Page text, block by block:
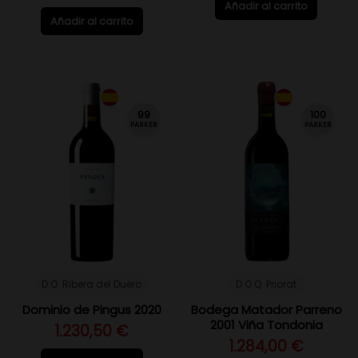
Añadir al carrito
Añadir al carrito
99
PARKER
Dominio de Pingus 2020
1.230,50 €
100
PARKER
Bodega Matador Parreno
2001 Viña Tondonia
1.284,00 €